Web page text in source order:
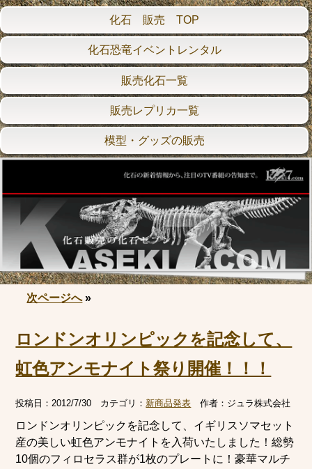
化石 販売 TOP
化石恐竜イベントレンタル
販売化石一覧
販売レプリカ一覧
模型・グッズの販売
次ページへ»
ロンドンオリンピックを記念して、
虹色アンモナイト祭り開催！！！
投稿日：2012/7/30 カテゴリ： 新商品発表 作者： ジュラ株式会社
ロンドンオリンピックを記念して、イギリスソマセット
産の美しい虹色アンモナイトを入荷いたしました！総勢
10個のフィロセラス群が1枚のプレートに！豪華マルチ